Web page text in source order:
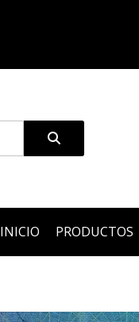
INICIO PRODUCTOS